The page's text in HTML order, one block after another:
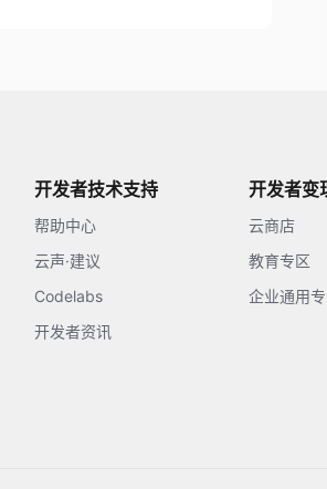
开发者技术支持
帮助中心
云声·建议
Codelabs
开发者资讯
开发者变
云商店
教育专区
企业通用